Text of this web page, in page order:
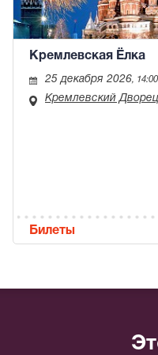
Кремлевская Ёлка
25 декабря 2026, 14:00
Кремлевский Дворец
Билеты